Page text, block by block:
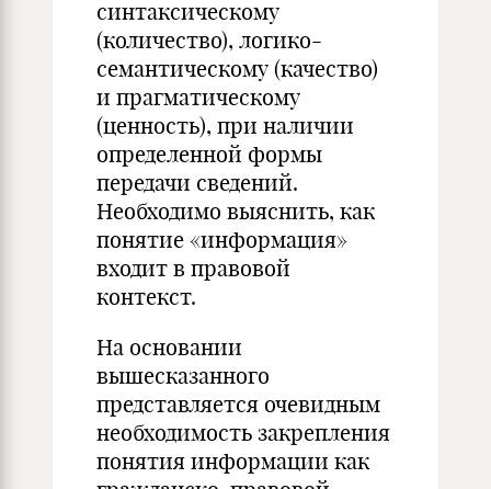
синтаксическому
(количество), логико-
семантическому (качество)
и прагматическому
(ценность), при наличии
определенной формы
передачи сведений.
Необходимо выяснить, как
понятие «информация»
входит в правовой
контекст.
На основании
вышесказанного
представляется очевидным
необходимость закрепления
понятия информации как